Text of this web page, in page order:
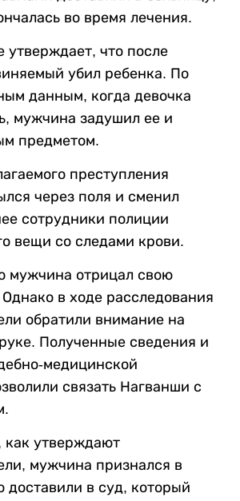
во время лечения.
утверждает, что после
убил ребенка. По
данным, когда девочка
мужчина задушил ее и
предметом.
преступления
через поля и сменил
сотрудники полиции
вещи со следами крови.
мужчина отрицал свою
в ходе расследования
обратили внимание на
Полученные сведения и
медицинской
связать Нагванши с
как утверждают
мужчина признался в
доставили в суд, который